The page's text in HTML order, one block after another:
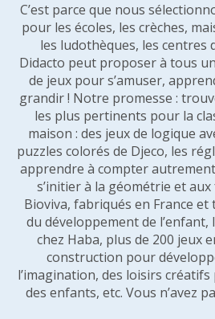
C’est parce que nous
pour les écoles, les crèches,
les ludothèques, les centres
Didacto peut proposer à tous
de jeux pour s’amuser,
grandir ! Notre promesse :
les plus pertinents pour la
maison : des jeux de logique
puzzles colorés de Djeco, les
apprendre à compter
s’initier à la géométrie et
Bioviva, fabriqués en France et
du développement de l’enfant,
chez Haba, plus de 200 jeux
construction pour
l’imagination, des loisirs
des enfants, etc. Vous n’avez